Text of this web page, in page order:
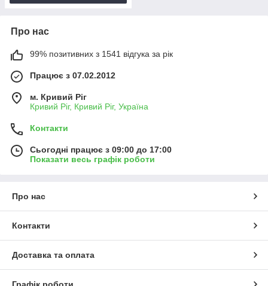
Про нас
99% позитивних з 1541 відгука за рік
Працює з 07.02.2012
м. Кривий Ріг
Кривий Ріг, Кривий Ріг, Україна
Контакти
Сьогодні працює з 09:00 до 17:00
Показати весь графік роботи
Про нас
Контакти
Доставка та оплата